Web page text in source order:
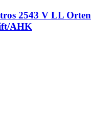
2543 V LL Orten
AHK